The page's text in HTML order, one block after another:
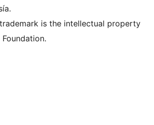
is the intellectual property